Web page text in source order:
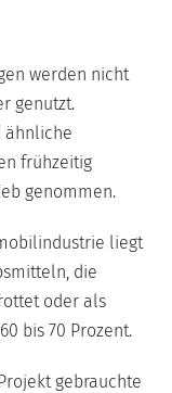
werden nicht
genutzt.
ähnliche
frühzeitig
genommen.
liegt
die
oder als
bis 70 Prozent.
gebrauchte